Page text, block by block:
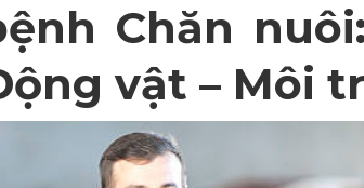
Chăn
vật – Môi